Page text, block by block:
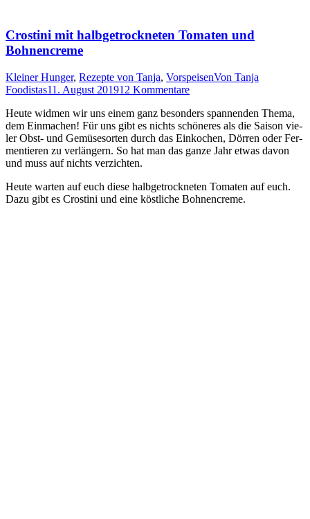
Crostini mit halbgetrockneten Tomaten und
Bohnencreme
Kleiner Hunger, Rezepte von Tanja, VorspeisenVon Tanja
Foodistas11. August 201912 Kommentare
Heu­te wid­men wir uns einem ganz beson­ders span­nen­den The­ma,
dem Ein­ma­chen! Für uns gibt es nichts schö­ne­res als die Sai­son vie­
ler Obst- und Gemü­se­sor­ten durch das Ein­ko­chen, Dör­ren oder Fer­
men­tie­ren zu ver­län­gern. So hat man das gan­ze Jahr etwas davon
und muss auf nichts verzichten.
Heu­te war­ten auf euch die­se halb­ge­trock­ne­ten Toma­ten auf euch.
Dazu gibt es Crosti­ni und eine köst­li­che Bohnencreme.